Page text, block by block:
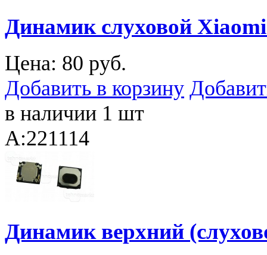
Динамик слуховой
Цена: 80 руб.
Добавить в корзину
в наличии 1 шт
A:221114
Динамик верхний